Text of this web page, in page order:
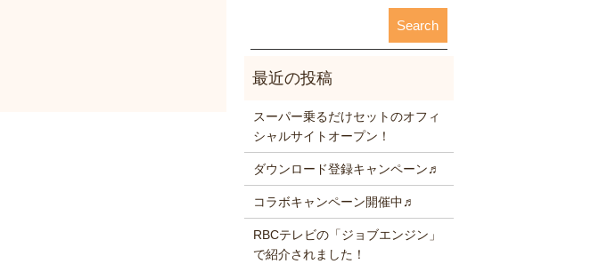
スーパー乗るだけセットのオフィ
シャルサイトオープン！
ダウンロード登録キャンペーン♬
コラボキャンペーン開催中♬
RBCテレビの「ジョブエンジン」
で紹介されました！